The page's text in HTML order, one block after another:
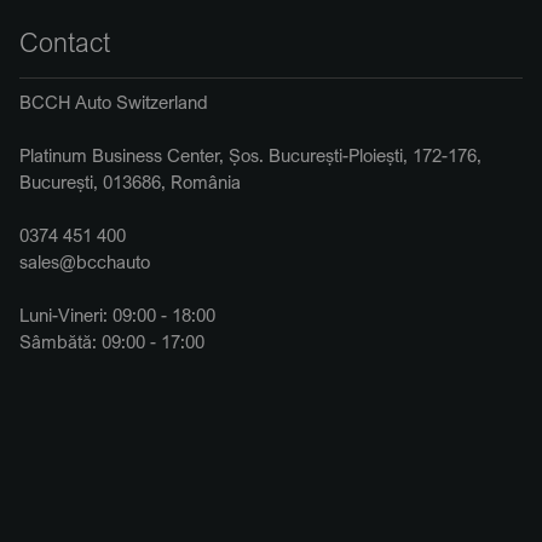
Contact
BCCH Auto Switzerland
Platinum Business Center, Șos. București-Ploiești, 172-176,
București, 013686, România
0374 451 400
sales@bcchauto
Luni-Vineri: 09:00 - 18:00
Sâmbătă: 09:00 - 17:00